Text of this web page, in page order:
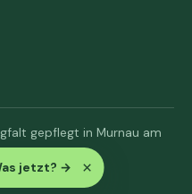
jetzt? → ×
gepflegt in Murnau am